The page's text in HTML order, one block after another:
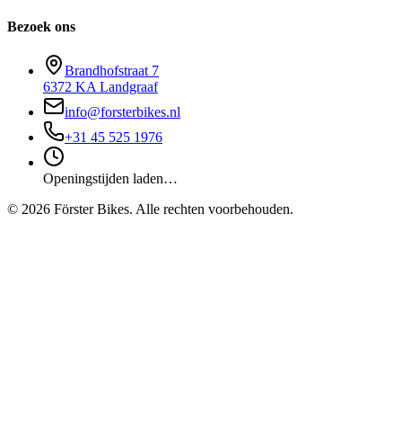
Bezoek ons
Brandhofstraat 7
6372 KA Landgraaf
info@forsterbikes.nl
+31 45 525 1976
Openingstijden laden…
© 2026 Förster Bikes. Alle rechten voorbehouden.